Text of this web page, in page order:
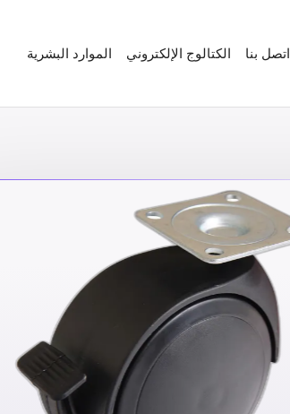
اتصل بنا الكتالوج الإلكتروني الموارد البشرية